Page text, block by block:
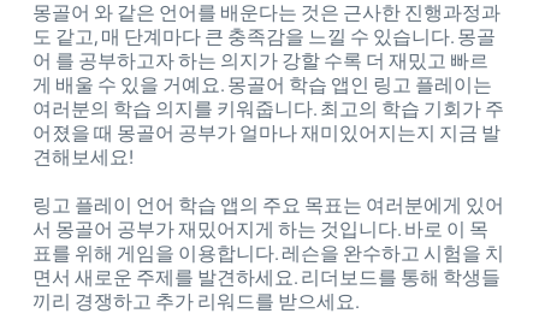
몽골어 와 같은 언어를 배운다는 것은 근사한 진행과정과
도 같고, 매 단계마다 큰 충족감을 느낄 수 있습니다. 몽골
어 를 공부하고자 하는 의지가 강할 수록 더 재밌고 빠르
게 배울 수 있을 거예요. 몽골어 학습 앱인 링고 플레이는
여러분의 학습 의지를 키워줍니다. 최고의 학습 기회가 주
어졌을 때 몽골어 공부가 얼마나 재미있어지는지 지금 발
견해보세요!
링고 플레이 언어 학습 앱의 주요 목표는 여러분에게 있어
서 몽골어 공부가 재밌어지게 하는 것입니다. 바로 이 목
표를 위해 게임을 이용합니다. 레슨을 완수하고 시험을 치
면서 새로운 주제를 발견하세요. 리더보드를 통해 학생들
끼리 경쟁하고 추가 리워드를 받으세요.